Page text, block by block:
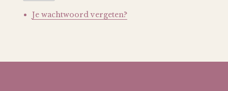
Je wachtwoord vergeten?